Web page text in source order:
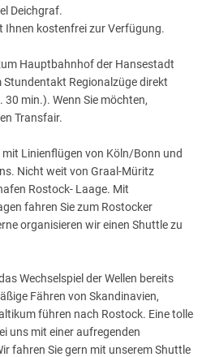
Deichgraf.
Ihnen kostenfrei zur Verfügung.
Hauptbahnhof der Hansestadt
Stundentakt Regionalzüge direkt
min.). Wenn Sie möchten,
Transfair.
mit Linienflügen von Köln/Bonn und
Nicht weit von Graal-Müritz
Rostock- Laage. Mit
fahren Sie zum Rostocker
organisieren wir einen Shuttle zu
Wechselspiel der Wellen bereits
Fähren von Skandinavien,
führen nach Rostock. Eine tolle
uns mit einer aufregenden
fahren Sie gern mit unserem Shuttle